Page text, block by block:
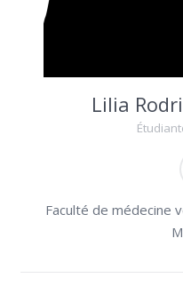
Lilia
Faculté de médecine